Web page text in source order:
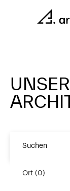
Ort (0)